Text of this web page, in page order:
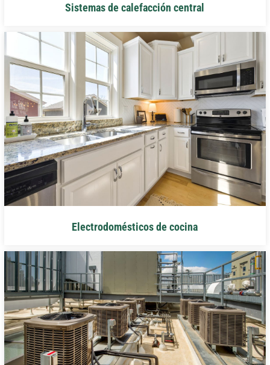
Sistemas de calefacción central
Electrodomésticos de cocina